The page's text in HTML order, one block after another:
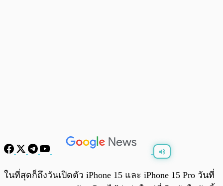
พร้อมเล่น 0:00
ในที่สุดก็ถึงวันเปิดตัว iPhone 15 และ iPhone 15 Pro วันที่